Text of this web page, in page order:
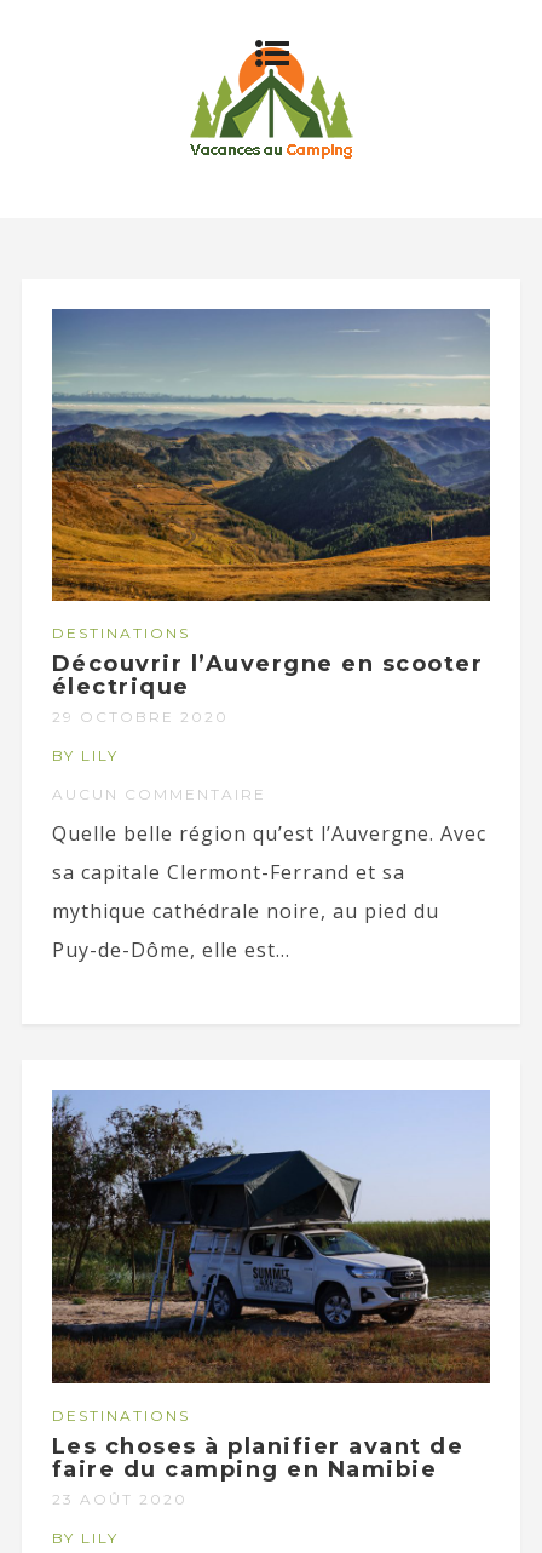
DESTINATIONS
Découvrir l’Auvergne en scooter
électrique
29 OCTOBRE 2020
BY LILY
AUCUN COMMENTAIRE
Quelle belle région qu’est l’Auvergne. Avec
sa capitale Clermont-Ferrand et sa
mythique cathédrale noire, au pied du
Puy-de-Dôme, elle est...
DESTINATIONS
Les choses à planifier avant de
faire du camping en Namibie
23 AOÛT 2020
BY LILY